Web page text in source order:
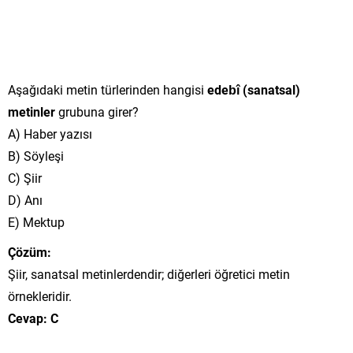
Aşağıdaki metin türlerinden hangisi edebî (sanatsal)
metinlergrubuna girer?
A) Haber yazısı
B) Söyleşi
C) Şiir
D) Anı
E) Mektup
Çözüm:
Şiir, sanatsal metinlerdendir; diğerleri öğretici metin
örnekleridir.
Cevap: C